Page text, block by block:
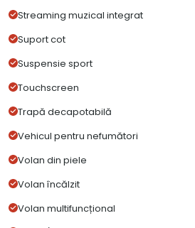
Streaming muzical integrat
Suport cot
Suspensie sport
Touchscreen
Trapă decapotabilă
Vehicul pentru nefumători
Volan din piele
Volan încălzit
Volan multifuncțional